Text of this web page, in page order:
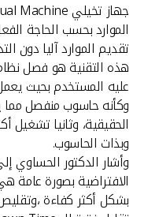
ماليزيا
تركيا
مصر
المملكة المتحدة
مملكة البحرين
الموارد بحسب الحاجة
تقديم الموارد آليا دون
هذه التقنية هو فصل
عليه المستخدم بحيث
وكأنه حاسوب منفصل مما
الحقيقية، وثانيا
وبذات الحاسوب.
وأشار الدكتور الحساوي
الافتراضية بصورة عامة
بشكل أكثر كفاءة